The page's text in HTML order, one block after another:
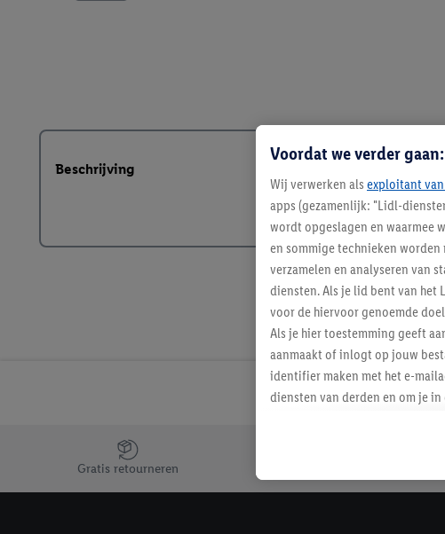
Beschrijving
Jouw voordelen bij ons als Lidl webshop klant
Gratis retourneren
Voordat we verder
Wij verwerken als exploitant
apps (gezamenlijk: "Lidl-
wordt opgeslagen en waarmee
en sommige technieken
verzamelen en analyseren van
diensten. Als je lid bent van het
voor de hiervoor genoemde
Als je hier toestemming geeft
aanmaakt of inlogt op jouw
identifier maken met het e-
diensten van derden en om je
Als je hiervoor toestemming
eerder interesse hebt getoond
Lidl-diensten worden